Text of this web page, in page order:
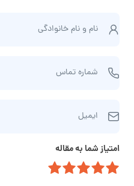
ا
و
م‌
ا
ن
و
نام و نام‌ خانوادگی
م
ر
ا
شماره تماس
ی
ی
ل
ایمیل
امتیاز شما به مقاله